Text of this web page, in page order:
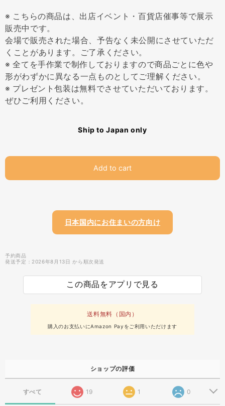
※ こちらの商品は、出店イベント・百貨店催事等で展示
販売中です。
会場で販売された場合、予告なく未公開にさせていただ
くことがあります。ご了承ください。
※ 全てを手作業で制作しておりますので商品ごとに色や
形がわずかに異なる一点ものとしてご理解ください。
※ プレゼント包装は無料でさせていただいております。
ぜひご利用ください。
Ship to Japan only
Add to cart
日本国内にお住まいの方向け
予約商品
発送予定：2026年8月13日 から順次発送
この商品をアプリで見る
送料無料（国内）
購入のお支払いにAmazon Payをご利用いただけます
ショップの評価
すべて 19 1 0